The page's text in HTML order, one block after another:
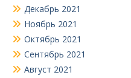
Декабрь 2021
Ноябрь 2021
Октябрь 2021
Сентябрь 2021
Август 2021